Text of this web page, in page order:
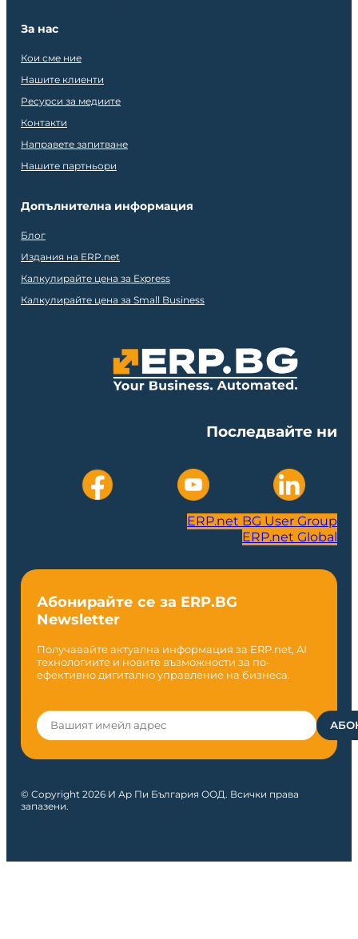
За нас
Кои сме ние
Нашите клиенти
Ресурси за медиите
Контакти
Направете запитване
Нашите партньори
Допълнителна информация
Блог
Издания на ERP.net
Калкулирайте цена за Express
Калкулирайте цена за Small Business
Последвайте ни
ERP.net BG User Group
ERP.net Global
Абонирайте се за ERP.BG
Newsletter
Получавайте актуална информация за ERP.net, AI
технологиите и новите възможности за по-
ефективно дигитално управление на бизнеса.
© Copyright 2026 И Ар Пи България ООД. Всички права
запазени.